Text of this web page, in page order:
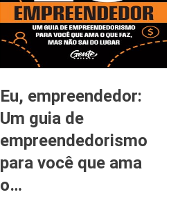
Eu, empreendedor:
Um guia de
empreendedorismo
para você que ama
o…